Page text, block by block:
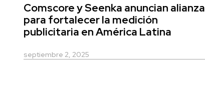
Comscore y Seenka anuncian alianza
para fortalecer la medición
publicitaria en América Latina
septiembre 2, 2025